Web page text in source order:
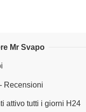
Mr Svapo
Recensioni
attivo tutti i giorni H24